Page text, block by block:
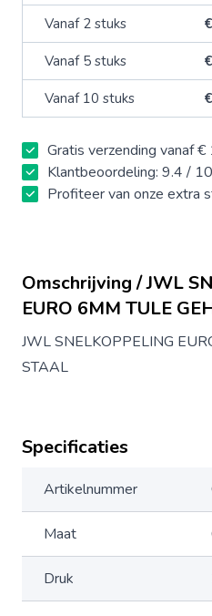
Vanaf 2 stuks
Vanaf 5 stuks
Vanaf 10 stuks
Gratis verzending vanaf €
Klantbeoordeling: 9.4 / 10
Profiteer van onze extra
Omschrijving / JWL
EURO 6MM TULE
JWL SNELKOPPELING
STAAL
Specificaties
Artikelnummer
Maat
Druk